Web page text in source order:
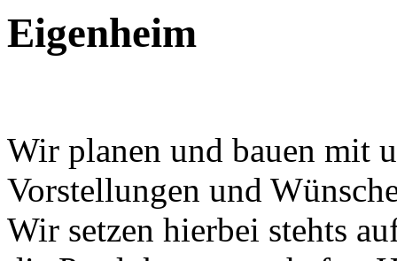
Eigenheim
Wir planen und bauen mit
Vorstellungen und
Wir setzen hierbei stehts